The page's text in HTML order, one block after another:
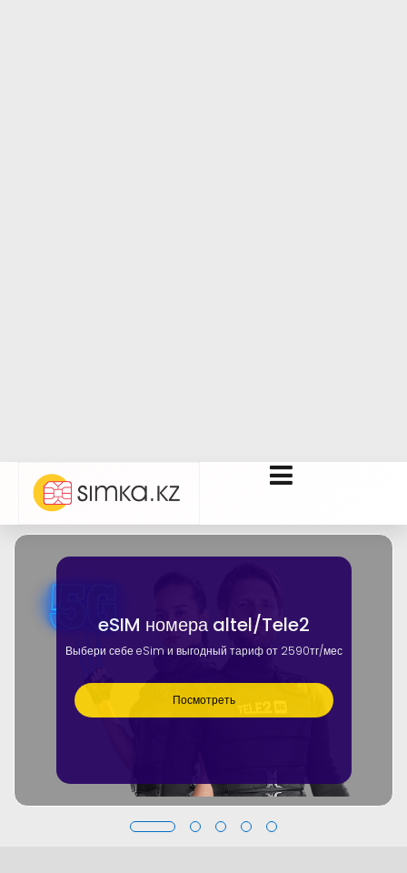
eSIM номера altel/Tele2
Выбери себе eSim и выгодный тариф от 2590тг/мес
Посмотреть